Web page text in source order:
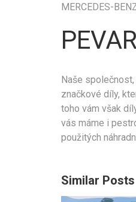
MERCEDES-
Naše
značkové díly,
toho vám však
vás máme i
použitých
Similar Posts